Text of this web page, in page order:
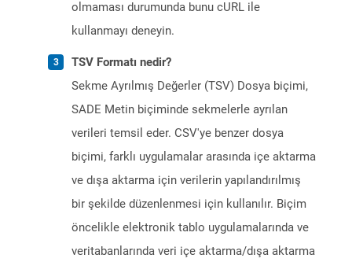
olmaması durumunda bunu cURL ile
kullanmayı deneyin.
TSV Formatı nedir?
Sekme Ayrılmış Değerler (TSV) Dosya biçimi,
SADE Metin biçiminde sekmelerle ayrılan
verileri temsil eder. CSV'ye benzer dosya
biçimi, farklı uygulamalar arasında içe aktarma
ve dışa aktarma için verilerin yapılandırılmış
bir şekilde düzenlenmesi için kullanılır. Biçim
öncelikle elektronik tablo uygulamalarında ve
veritabanlarında veri içe aktarma/dışa aktarma